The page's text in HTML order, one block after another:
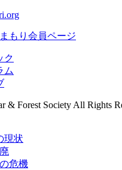
もり会員ページ
& Forest Society All Rights
現状
危機